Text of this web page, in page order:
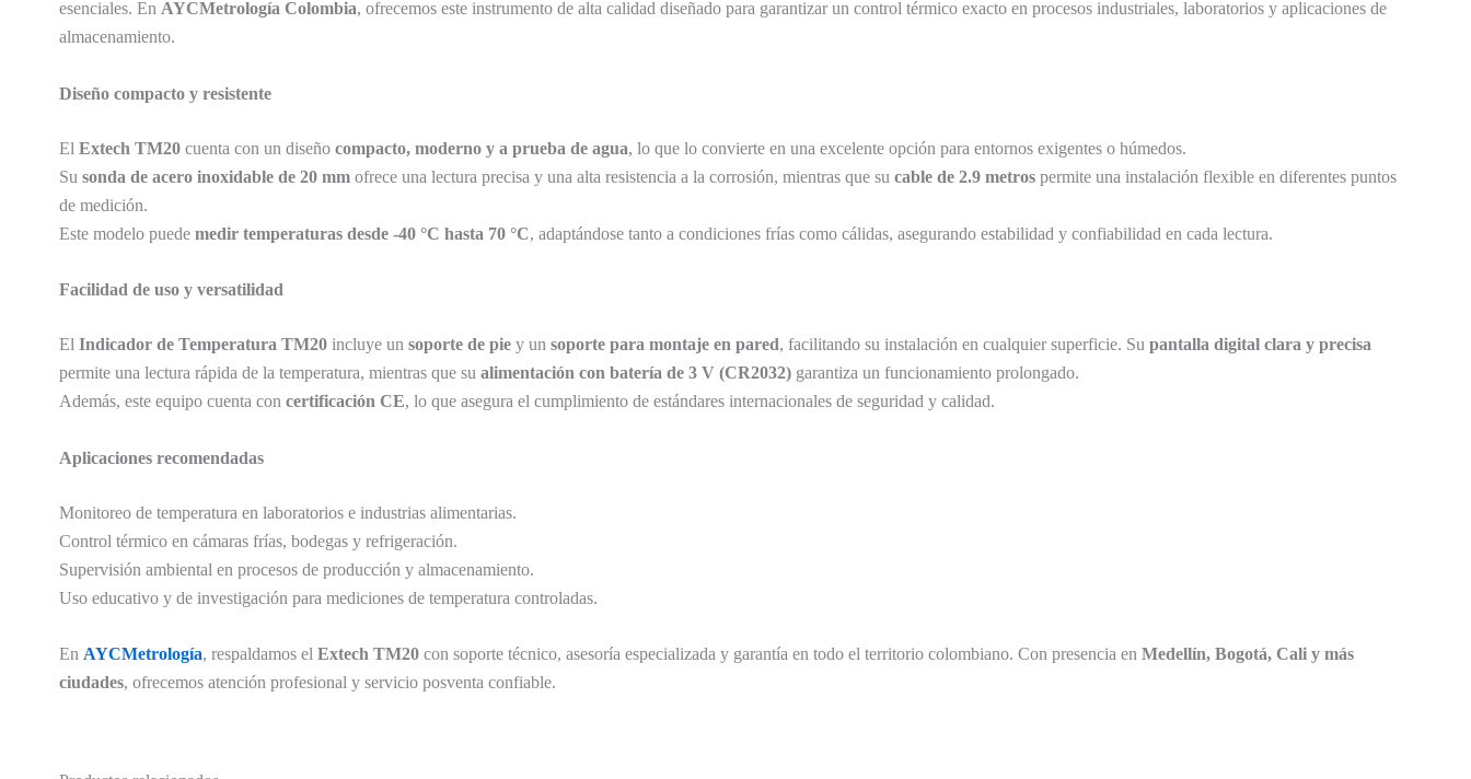
esenciales. En AYCMetrología Colombia, ofrecemos este instrumento de alta calidad diseñado para garantizar un control térmico exacto en procesos industriales, laboratorios y aplicaciones de
almacenamiento.
Diseño compacto y resistente
El Extech TM20cuenta con un diseño compacto, moderno y a prueba de agua, lo que lo convierte en una excelente opción para entornos exigentes o húmedos.
Su sonda de acero inoxidable de 20 mmofrece una lectura precisa y una alta resistencia a la corrosión, mientras que su cable de 2.9 metrospermite una instalación flexible en diferentes puntos
de medición.
Este modelo puede medir temperaturas desde -40 °C hasta 70 °C, adaptándose tanto a condiciones frías como cálidas, asegurando estabilidad y confiabilidad en cada lectura.
Facilidad de uso y versatilidad
El Indicador de Temperatura TM20incluye un soporte de piey un soporte para montaje en pared, facilitando su instalación en cualquier superficie. Su pantalla digital clara y precisa
permite una lectura rápida de la temperatura, mientras que su alimentación con batería de 3 V (CR2032)garantiza un funcionamiento prolongado.
Además, este equipo cuenta con certificación CE, lo que asegura el cumplimiento de estándares internacionales de seguridad y calidad.
Aplicaciones recomendadas
Monitoreo de temperatura en laboratorios e industrias alimentarias.
Control térmico en cámaras frías, bodegas y refrigeración.
Supervisión ambiental en procesos de producción y almacenamiento.
Uso educativo y de investigación para mediciones de temperatura controladas.
En AYCMetrología, respaldamos el Extech TM20con soporte técnico, asesoría especializada y garantía en todo el territorio colombiano. Con presencia en Medellín, Bogotá, Cali y más
ciudades, ofrecemos atención profesional y servicio posventa confiable.